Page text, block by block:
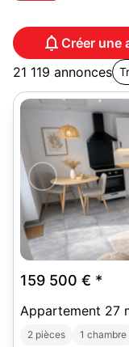
Créer une
21 119 annonces
159 500 € *
Appartement 27
2 pièces 1 chambre